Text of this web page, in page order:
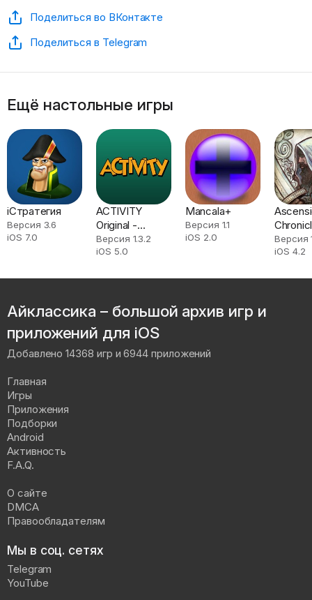
Поделиться во ВКонтакте
Поделиться в Telegram
Ещё настольные игры
iСтратегия
Версия 3.6
iOS 7.0
ACTIVITY
Original -
Charades and
more
Версия 1.3.2
iOS 5.0
Mancala+
Версия 1.1
iOS 2.0
Версия
iOS 4.2
Айклассика – большой архив игр и
приложений для iOS
Добавлено 14368 игр и 6944 приложений
Главная
Игры
Приложения
Подборки
Android
Активность
F.A.Q.
О сайте
DMCA
Правообладателям
Мы в соц. сетях
Telegram
YouTube